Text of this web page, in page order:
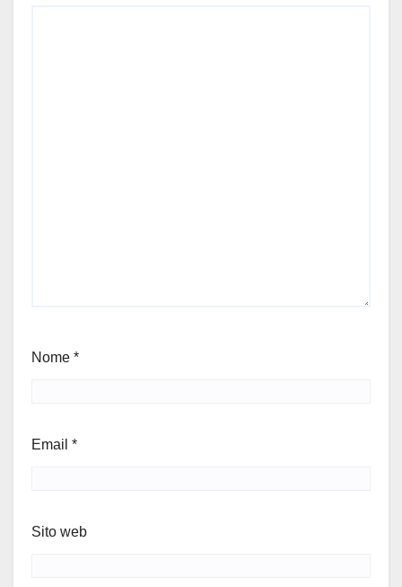
Nome *
Email *
Sito web